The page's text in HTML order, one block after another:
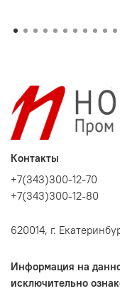
Контакты
+7(343)300-12-70
+7(343)300-12-80
620014, г.
Информация на
исключительно